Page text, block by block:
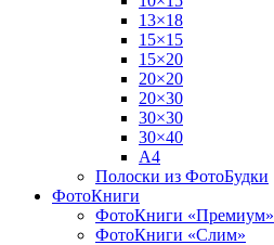
13×18
15×15
15×20
20×20
20×30
30×30
30×40
A4
Полоски из ФотоБудки
ФотоКниги
ФотоКниги «Премиум»
ФотоКниги «Слим»